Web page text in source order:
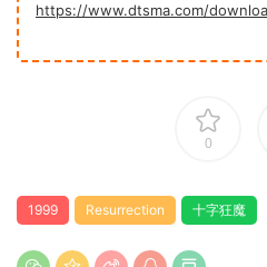
https://www.dtsma.com/
0
1999 Resurrection 十字狂魔